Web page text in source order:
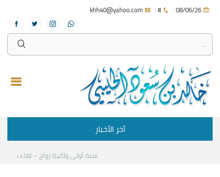
#
آخر الأخبار
سنة أولى وثانية زواج – لقاء مع